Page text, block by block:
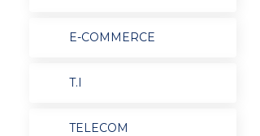
E-COMMERCE
T.I
TELECOM